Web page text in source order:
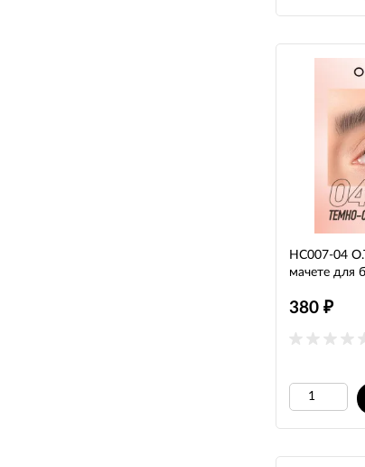
HC007-04
мачете для
380 ₽